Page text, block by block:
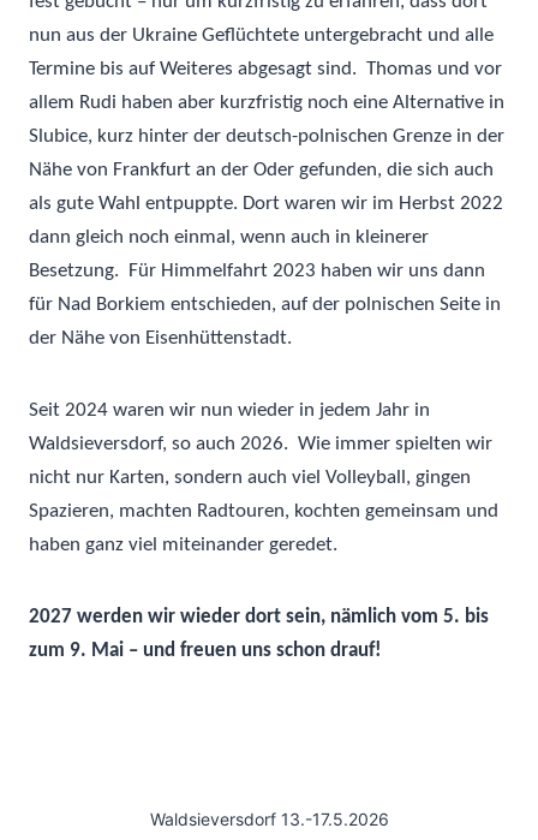
nun aus der Ukraine Geflüchtete untergebracht und alle
Termine bis auf Weiteres abgesagt sind. Thomas und vor
allem Rudi haben aber kurzfristig noch eine Alternative in
Slubice, kurz hinter der deutsch-polnischen Grenze in der
Nähe von Frankfurt an der Oder gefunden, die sich auch
als gute Wahl entpuppte. Dort waren wir im Herbst 2022
dann gleich noch einmal, wenn auch in kleinerer
Besetzung.
Für Himmelfahrt 2023 haben wir uns dann
für Nad Borkiem entschieden, auf der polnischen Seite in
der Nähe von Eisenhüttenstadt.
Seit 2024 waren wir nun wieder in jedem Jahr in
Waldsieversdorf, so auch 2026. Wie immer spielten wir
nicht nur Karten, sondern auch viel Volleyball, gingen
Spazieren, machten Radtouren, kochten gemeinsam und
haben ganz viel miteinander geredet.
2027 werden wir wieder dort sein, nämlich vom 5. bis
zum 9. Mai – und freuen uns schon drauf!
Waldsieversdorf 13.-17.5.2026